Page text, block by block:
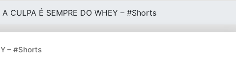
A CULPA É SEMPRE DO WHEY – #Shorts
– #Shorts